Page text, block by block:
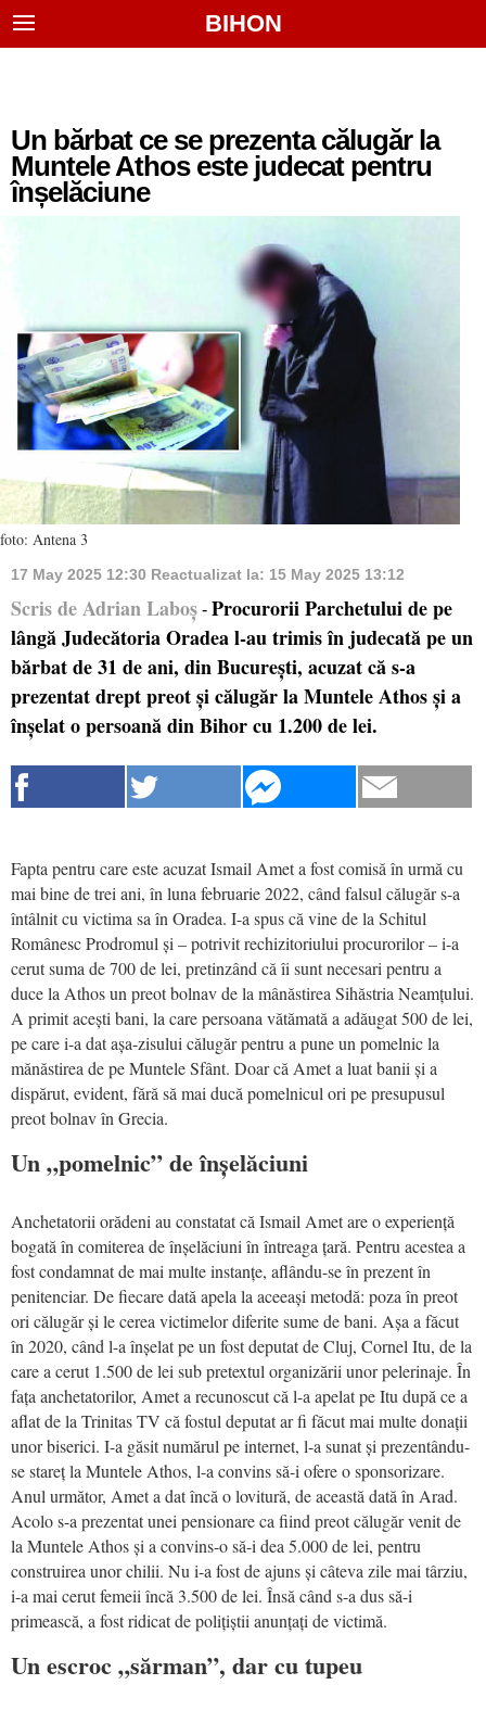
BIHON
Un bărbat ce se prezenta călugăr la
Muntele Athos este judecat pentru
înșelăciune
foto: Antena 3
17 May 2025 12:30 Reactualizat la: 15 May 2025 13:12
Scris de Adrian Laboș - Procurorii Parchetului de pe
lângă Judecătoria Oradea l-au trimis în judecată pe un
bărbat de 31 de ani, din București, acuzat că s-a
prezentat drept preot și călugăr la Muntele Athos și a
înșelat o persoană din Bihor cu 1.200 de lei.
Fapta pentru care este acuzat Ismail Amet a fost comisă în urmă cu
mai bine de trei ani, în luna februarie 2022, când falsul călugăr s-a
întâlnit cu victima sa în Oradea. I-a spus că vine de la Schitul
Românesc Prodromul și – potrivit rechizitoriului procurorilor – i-a
cerut suma de 700 de lei, pretinzând că îi sunt necesari pentru a
duce la Athos un preot bolnav de la mânăstirea Sihăstria Neamțului.
A primit acești bani, la care persoana vătămată a adăugat 500 de lei,
pe care i-a dat așa-zisului călugăr pentru a pune un pomelnic la
mănăstirea de pe Muntele Sfânt. Doar că Amet a luat banii și a
dispărut, evident, fără să mai ducă pomelnicul ori pe presupusul
preot bolnav în Grecia.
Un „pomelnic” de înșelăciuni
Anchetatorii orădeni au constatat că Ismail Amet are o experiență
bogată în comiterea de înșelăciuni în întreaga țară. Pentru acestea a
fost condamnat de mai multe instanțe, aflându-se în prezent în
penitenciar. De fiecare dată apela la aceeași metodă: poza în preot
ori călugăr și le cerea victimelor diferite sume de bani. Așa a făcut
în 2020, când l-a înșelat pe un fost deputat de Cluj, Cornel Itu, de la
care a cerut 1.500 de lei sub pretextul organizării unor pelerinaje. În
fața anchetatorilor, Amet a recunoscut că l-a apelat pe Itu după ce a
aflat de la Trinitas TV că fostul deputat ar fi făcut mai multe donații
unor biserici. I-a găsit numărul pe internet, l-a sunat și prezentându-
se stareț la Muntele Athos, l-a convins să-i ofere o sponsorizare.
Anul următor, Amet a dat încă o lovitură, de această dată în Arad.
Acolo s-a prezentat unei pensionare ca fiind preot călugăr venit de
la Muntele Athos și a convins-o să-i dea 5.000 de lei, pentru
construirea unor chilii. Nu i-a fost de ajuns și câteva zile mai târziu,
i-a mai cerut femeii încă 3.500 de lei. Însă când s-a dus să-i
primească, a fost ridicat de polițiștii anunțați de victimă.
Un escroc „sărman”, dar cu tupeu